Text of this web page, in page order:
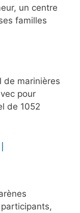
un centre
familles
de marinières
pour
de 1052